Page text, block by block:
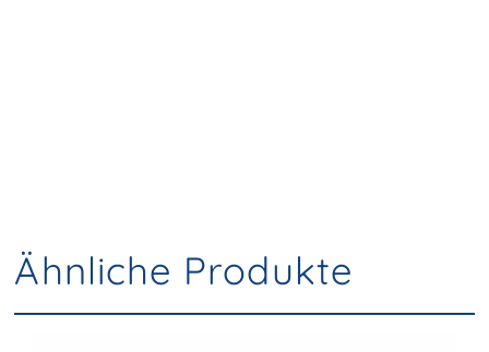
Ähnliche Produkte